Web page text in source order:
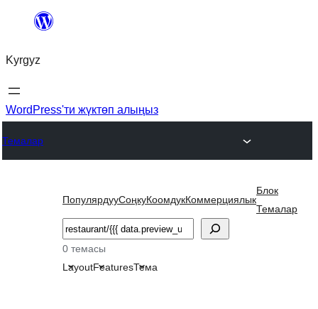
Мазмунга
Kyrgyz
WordPress'ти жүктөп алыңыз
Темалар
ПопулярдууСоңкуКоомдукКоммерциялык
Блок
Темалар
Издөө
0 темасы
LayoutFeaturesТема